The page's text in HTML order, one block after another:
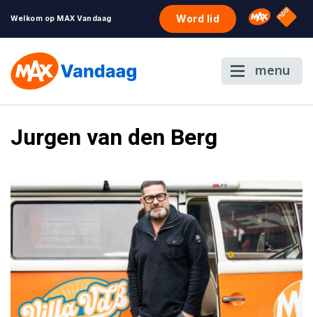
Welkom op MAX Vandaag Word lid Omroep
NPO
menu
Jurgen van den Berg